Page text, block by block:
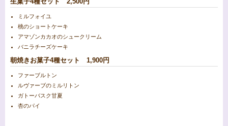
ミルフォイユ
桃のショートケーキ
アマゾンカカオのシュークリーム
バニラチーズケーキ
朝焼きお菓子4種セット 1,900円
ファーブルトン
ルヴァーブのミルリトン
ガトーバスク甘夏
杏のパイ